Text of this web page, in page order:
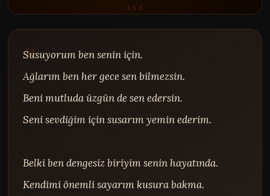
AŞK
Susuyorum ben senin için.
Ağlarım ben her gece sen bilmezsin.
Beni mutluda üzgün de sen edersin.
Seni sevdiğim için susarım yemin ederim.
Belki ben dengesiz biriyim senin hayatında.
Kendimi önemli sayarım kusura bakma.